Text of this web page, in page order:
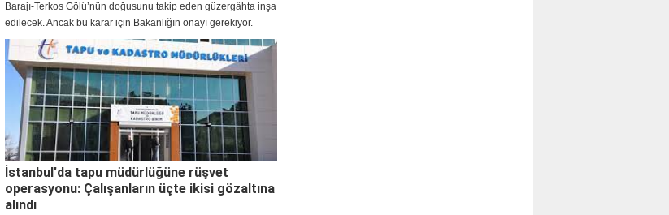
Barajı-Terkos Gölü’nün doğusunu takip eden güzergâhta inşa
edilecek. Ancak bu karar için Bakanlığın onayı gerekiyor.
İstanbul'da tapu müdürlüğüne rüşvet
operasyonu: Çalışanların üçte ikisi gözaltına
alındı